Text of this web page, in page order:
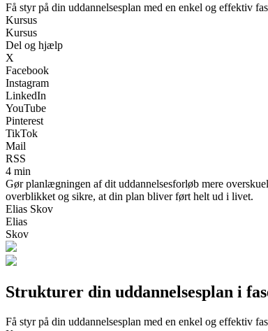
Få styr på din uddannelsesplan med en enkel og effektiv
Kursus
Kursus
Del og hjælp
X
Facebook
Instagram
LinkedIn
YouTube
Pinterest
TikTok
Mail
RSS
4 min
Gør planlægningen af dit uddannelsesforløb mere
overblikket og sikre, at din plan bliver ført helt ud i livet.
Elias Skov
Elias
Skov
Strukturer din uddannelsesplan i
Få styr på din uddannelsesplan med en enkel og effektiv